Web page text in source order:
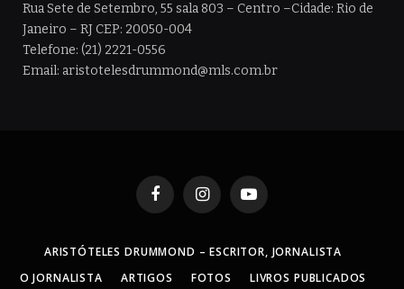
Rua Sete de Setembro, 55 sala 803 – Centro –Cidade: Rio de
Janeiro – RJ CEP: 20050-004
Telefone: (21) 2221-0556
Email: aristotelesdrummond@mls.com.br
FacebookInstagramYouTube
ARISTÓTELES DRUMMOND – ESCRITOR, JORNALISTA
O JORNALISTA
ARTIGOS FOTOS LIVROS PUBLICADOS